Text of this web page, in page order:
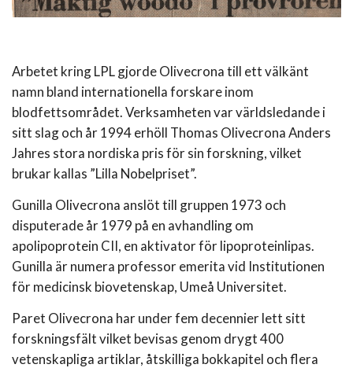
Arbetet kring LPL gjorde Olivecrona till ett välkänt
namn bland internationella forskare inom
blodfettsområdet. Verksamheten var världsledande i
sitt slag och år 1994 erhöll Thomas Olivecrona Anders
Jahres stora nordiska pris för sin forskning, vilket
brukar kallas ”Lilla Nobelpriset”.
Gunilla Olivecrona anslöt till gruppen 1973 och
disputerade år 1979 på en avhandling om
apolipoprotein CII, en aktivator för lipoproteinlipas.
Gunilla är numera professor emerita vid Institutionen
för medicinsk biovetenskap, Umeå Universitet.
Paret Olivecrona har under fem decennier lett sitt
forskningsfält vilket bevisas genom drygt 400
vetenskapliga artiklar, åtskilliga bokkapitel och flera